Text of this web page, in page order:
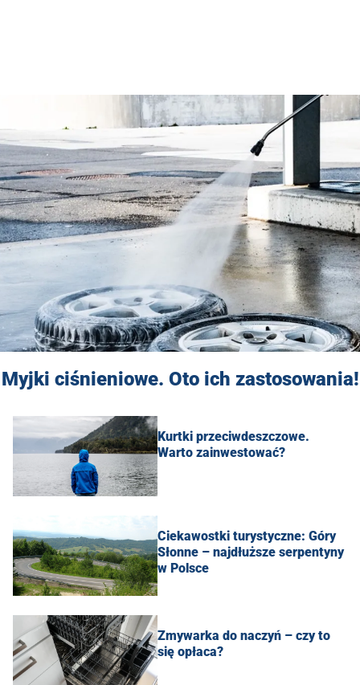
Myjki ciśnieniowe. Oto ich zastosowania!
Kurtki przeciwdeszczowe.
Warto zainwestować?
Ciekawostki turystyczne: Góry
Słonne – najdłuższe serpentyny
w Polsce
Zmywarka do naczyń – czy to
się opłaca?